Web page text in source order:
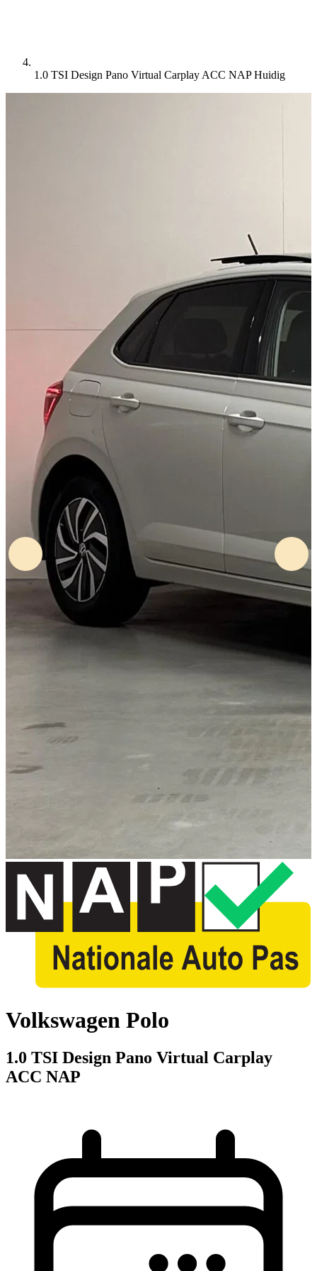
1.0 TSI Design Pano Virtual Carplay ACC NAP Huidig
Volkswagen Polo
1.0 TSI Design Pano Virtual Carplay
ACC NAP